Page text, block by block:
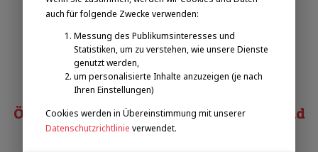
Emilova sportovní, z.s.
Pavel Zbožínek
zbozinek@emilova-sportovni.cz
+420 602 720 518
Österreichischer Behindertensportverband
auch für folgende Zwecke verwenden:
Messung des Publikumsinteresses und
Statistiken, um zu verstehen, wie unsere Dienste
genutzt werden,
um personalisierte Inhalte anzuzeigen (je nach
Ihren Einstellungen)
Cookies werden in Übereinstimmung mit unserer
Datenschutzrichtlinie verwendet.